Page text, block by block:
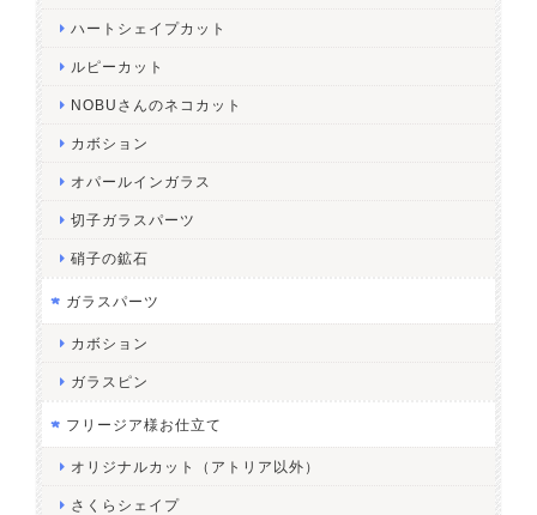
ハートシェイプカット
ルピーカット
NOBUさんのネコカット
カボション
オパールインガラス
切子ガラスパーツ
硝子の鉱石
ガラスパーツ
カボション
ガラスピン
フリージア様お仕立て
オリジナルカット（アトリア以外）
さくらシェイプ